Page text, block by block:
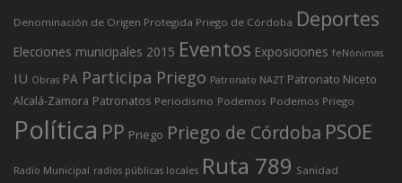
Denominación de Origen Protegida Priego de Córdoba Deportes
Elecciones municipales 2015 Eventos Exposiciones feNónimas
IU Obras PA Participa Priego Patronato NAZT Patronato Niceto
Alcalá-Zamora Patronatos Periodismo Podemos Podemos Priego
Política PP Priego Priego de Córdoba PSOE
Radio Municipal radios públicas locales Ruta 789 Sanidad